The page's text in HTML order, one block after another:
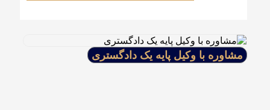
مشاوره با وکیل پایه یک دادگستری